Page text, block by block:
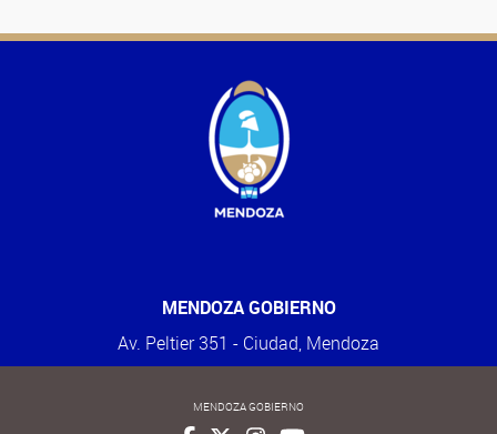
MENDOZA GOBIERNO
Av. Peltier 351 - Ciudad, Mendoza
MENDOZA GOBIERNO